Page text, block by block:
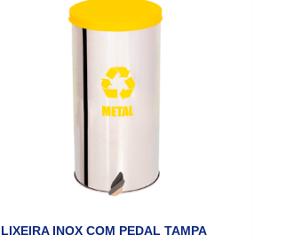
LIXEIRA INOX COM PEDAL TAMPA